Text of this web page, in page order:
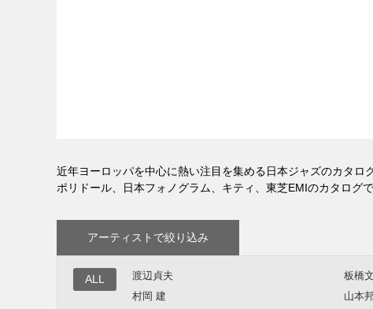
近年ヨーロッパを中心に熱い注目を集める日本ジャズのカタログ
ポリドール、日本フォノグラム、キティ、東芝EMIのカタログ
アーティストで絞り込み
ALL 渡辺貞夫 板橋
村岡 建
山本